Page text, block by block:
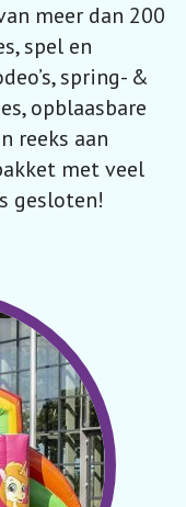
meer dan 200
spel en
spring- &
opblaasbare
reeks aan
met veel
gesloten!